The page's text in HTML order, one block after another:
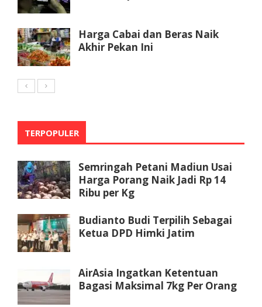
Harga Cabai dan Beras Naik
Akhir Pekan Ini
TERPOPULER
Semringah Petani Madiun Usai
Harga Porang Naik Jadi Rp 14
Ribu per Kg
Budianto Budi Terpilih Sebagai
Ketua DPD Himki Jatim
AirAsia Ingatkan Ketentuan
Bagasi Maksimal 7kg Per Orang